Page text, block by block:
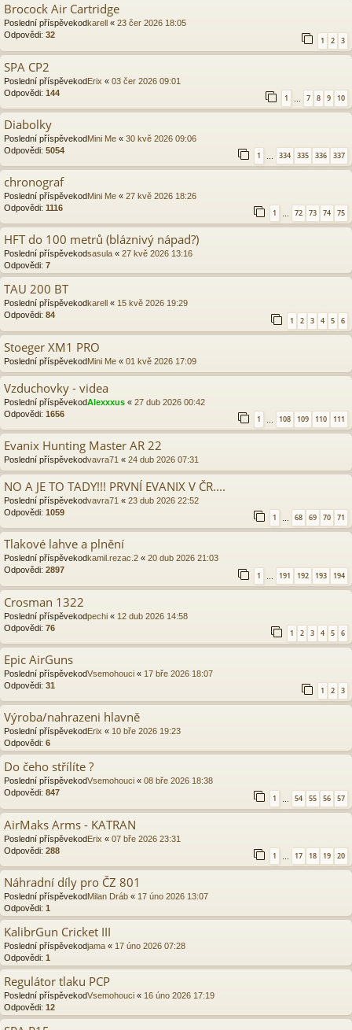
Brocock Air Cartridge
Poslední příspěvekodkarell « 23 čer 2026 18:05
Odpovědi: 32
1 2 3
SPA CP2
Poslední příspěvekodErix « 03 čer 2026 09:01
Odpovědi: 144
1 7 8 9 10
Diabolky
Poslední příspěvekodMini Me « 30 kvě 2026 09:06
Odpovědi: 5054
1 … 334 335 336 337
chronograf
Poslední příspěvekodMini Me « 27 kvě 2026 18:26
Odpovědi: 1116
1 … 72 73 74 75
HFT do 100 metrů (bláznivý nápad?)
Poslední příspěvekodsasula « 27 kvě 2026 13:16
Odpovědi: 7
TAU 200 BT
Poslední příspěvekodkarell « 15 kvě 2026 19:29
Odpovědi: 84
1 2 3 4 5 6
Stoeger XM1 PRO
Poslední příspěvekodMini Me « 01 kvě 2026 17:09
Vzduchovky - videa
Poslední příspěvekodAlexxxus « 27 dub 2026 00:42
Odpovědi: 1656
1 … 108 109 110 111
Evanix Hunting Master AR 22
Poslední příspěvekodvavra71 « 24 dub 2026 07:31
NO A JE TO TADY!!! PRVNÍ EVANIX V ČR....
Poslední příspěvekodvavra71 « 23 dub 2026 22:52
Odpovědi: 1059
1 … 68 69 70 71
Tlakové lahve a plnění
Poslední příspěvekodkamil.rezac.2 « 20 dub 2026 21:03
Odpovědi: 2897
1 191 192 193 194
Crosman 1322
Poslední příspěvekodpechi « 12 dub 2026 14:58
Odpovědi: 76
1 2 3 4 5 6
Epic AirGuns
Poslední příspěvekodVsemohouci « 17 bře 2026 18:07
Odpovědi: 31
1 2 3
Výroba/nahrazeni hlavně
Poslední příspěvekod Erix « 10 bře 2026 19:23
Odpovědi: 6
Do čeho střílíte ?
Poslední příspěvekodVsemohouci « 08 bře 2026 18:38
Odpovědi: 847
1 54 55 56 57
AirMaks Arms - KATRAN
Poslední příspěvekodErix « 07 bře 2026 23:31
Odpovědi: 288
1 17 18 19 20
Náhradní díly pro ČZ 801
Poslední příspěvekodMilan Dráb « 17 úno 2026 13:07
Odpovědi: 1
KalibrGun Cricket III
Poslední příspěvekodjama « 17 úno 2026 07:28
Odpovědi: 1
Regulátor tlaku PCP
Poslední příspěvekodVsemohouci « 16 úno 2026 17:19
Odpovědi: 12